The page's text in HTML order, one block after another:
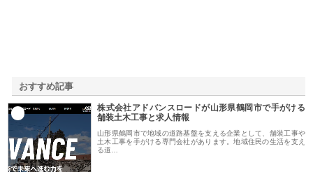
おすすめ記事
株式会社アドバンスロードが山形県鶴岡市で手がける
舗装土木工事と求人情報
山形県鶴岡市で地域の道路基盤を支える企業として、舗装工事や
土木工事を手がける専門会社があります。地域住民の生活を支え
る道…